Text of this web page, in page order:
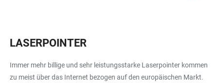
LASERPOINTER
Immer mehr billige und sehr leistungsstarke Laserpointer kommen
zu meist über das Internet bezogen auf den europäischen Markt.